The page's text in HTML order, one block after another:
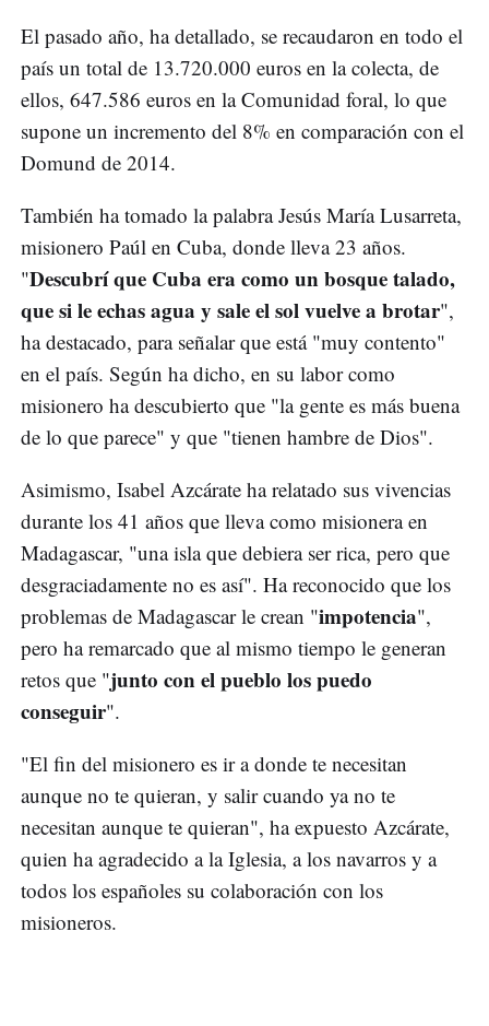
El pasado año, ha detallado, se recaudaron en todo el
país un total de 13.720.000 euros en la colecta, de
ellos, 647.586 euros en la Comunidad foral, lo que
supone un incremento del 8% en comparación con el
Domund de 2014.
También ha tomado la palabra Jesús María Lusarreta,
misionero Paúl en Cuba, donde lleva 23 años.
"Descubrí que Cuba era como un bosque talado,
que si le echas agua y sale el sol vuelve a brotar",
ha destacado, para señalar que está "muy contento"
en el país. Según ha dicho, en su labor como
misionero ha descubierto que "la gente es más buena
de lo que parece" y que "tienen hambre de Dios".
Asimismo, Isabel Azcárate ha relatado sus vivencias
durante los 41 años que lleva como misionera en
Madagascar, "una isla que debiera ser rica, pero que
desgraciadamente no es así". Ha reconocido que los
problemas de Madagascar le crean "impotencia",
pero ha remarcado que al mismo tiempo le generan
retos que "junto con el pueblo los puedo
conseguir".
"El fin del misionero es ir a donde te necesitan
aunque no te quieran, y salir cuando ya no te
necesitan aunque te quieran", ha expuesto Azcárate,
quien ha agradecido a la Iglesia, a los navarros y a
todos los españoles su colaboración con los
misioneros.